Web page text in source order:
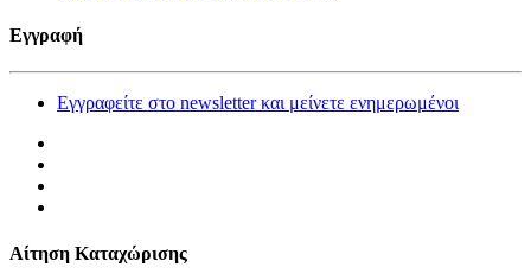
Εγγραφή
Εγγραφείτε στο newsletter και μείνετε ενημερωμένοι
Αίτηση Καταχώρισης